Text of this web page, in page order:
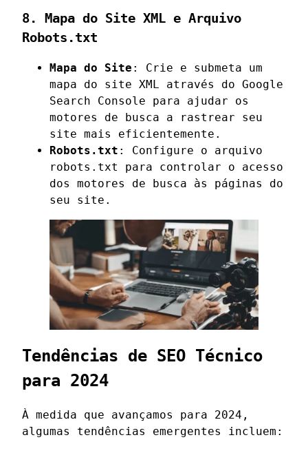
8. Mapa do Site XML e Arquivo
Robots.txt
Mapa do Site : Crie e submeta um
mapa do site XML através do Google
Search Console para ajudar os
motores de busca a rastrear seu
site mais eficientemente.
Robots.txt : Configure o arquivo
robots.txt para controlar o acesso
dos motores de busca às páginas do
seu site.
Tendências de SEO Técnico
para 2024
À medida que avançamos para 2024,
algumas tendências emergentes incluem: